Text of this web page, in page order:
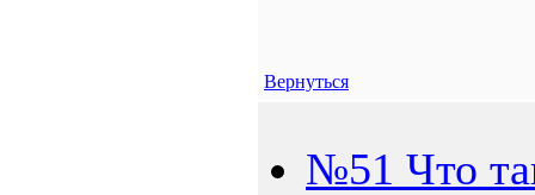
Вернуться
№51 Что